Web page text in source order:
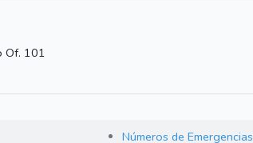
Of. 101
Números de Emergencias